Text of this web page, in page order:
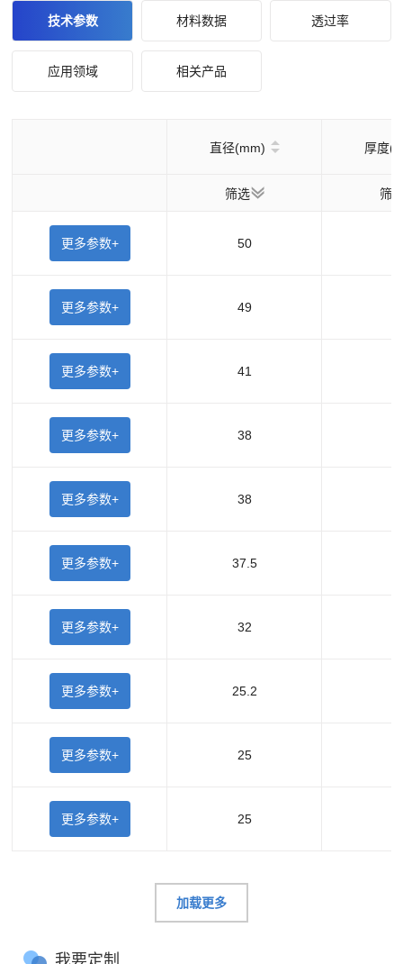
技术参数 材料数据 透过率
应用领域 相关产品
直径(mm) 厚度
筛选 筛
更多参数+ 50
更多参数+ 49
更多参数+ 41
更多参数+ 38
更多参数+ 38
更多参数+ 37.5
更多参数+ 32
更多参数+ 25.2
更多参数+ 25
更多参数+ 25
加载更多